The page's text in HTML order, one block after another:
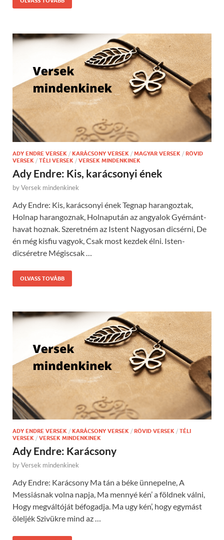
ADY ENDRE VERSEK / KARÁCSONY VERSEK / MAGYAR VERSEK / RÖVID
VERSEK / TÉLI VERSEK / VERSEK MINDENKINEK
Ady Endre: Kis, karácsonyi ének
byVersek mindenkinek
Ady Endre: Kis, karácsonyi ének Tegnap harangoztak,
Holnap harangoznak, Holnapután az angyalok Gyémánt-
havat hoznak. Szeretném az Istent Nagyosan dicsérni, De
én még kisfiu vagyok, Csak most kezdek élni. Isten-
dicséretre Mégiscsak …
OLVASS TOVÁBB
ADY ENDRE VERSEK / KARÁCSONY VERSEK / RÖVID VERSEK / TÉLI
VERSEK / VERSEK MINDENKINEK
Ady Endre: Karácsony
byVersek mindenkinek
Ady Endre: Karácsony Ma tán a béke ünnepelne, A
Messiásnak volna napja, Ma mennyé kén’ a földnek válni,
Hogy megváltóját béfogadja. Ma ugy kén’, hogy egymást
öleljék Szivükre mind az …